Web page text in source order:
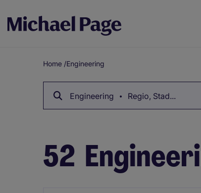
Breadcrumb
Home /Engineering
Engineering Regio, Stad...
52